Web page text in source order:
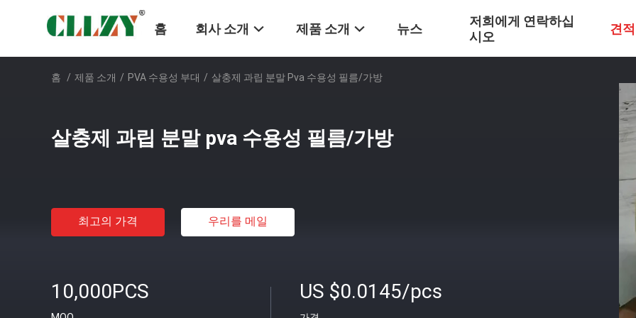
홈 회사 소개 제품 소개 뉴스
저희에게 연락하십
시오
견
홈 / 제품 소개 / PVA 수용성 부대 / 살충제 과립 분말 Pva 수용성 필름/가방
살충제 과립 분말 pva 수용성 필름/가방
최고의 가격 우리를 메일
10,000PCS US $0.0145/pcs